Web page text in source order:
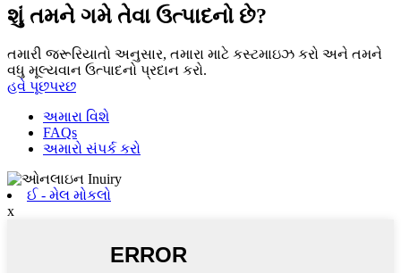
શું તમને ગમે તેવા ઉત્પાદનો છે?
તમારી જરૂરિયાતો અનુસાર, તમારા માટે કસ્ટમાઇઝ કરો અને તમને
વધુ મૂલ્યવાન ઉત્પાદનો પ્રદાન કરો.
હવે પૂછપરછ
અમારા વિશે
FAQs
અમારો સંપર્ક કરો
ઈ - મેલ મોકલો
x